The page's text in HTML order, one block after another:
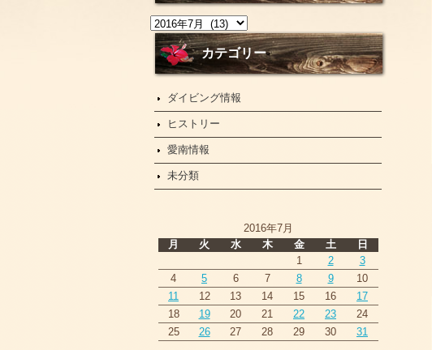
ニ
ュ
ー
カテゴリー
ダイビング情報
ヒストリー
愛南情報
未分類
2016年7月
月
火 水 木 金 土
日
1
2
3
4
5 6 7 8 9
10
11
12 13 14 15 16
17
18
19 20 21 22 23
24
25
26 27 28 29 30 31